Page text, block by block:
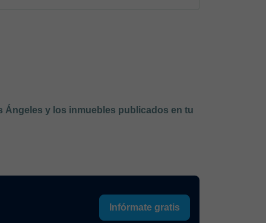
y los inmuebles publicados en tu
Infórmate gratis